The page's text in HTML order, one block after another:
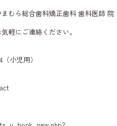
むら総合歯科矯正歯科 歯科医師 院
軽にご連絡ください。
小児用）